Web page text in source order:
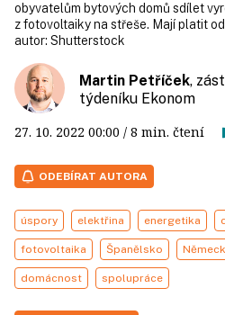
obyvatelům bytových domů sdílet
z fotovoltaiky na střeše. Mají platit
autor: Shutterstock
Martin Petříček,
týdeníku Ekonom
27. 10. 2022 00:00 / 8 min. čtení
ODEBÍRAT AUTORA
úspory elektřina energetika
fotovoltaika Španělsko
domácnost spolupráce